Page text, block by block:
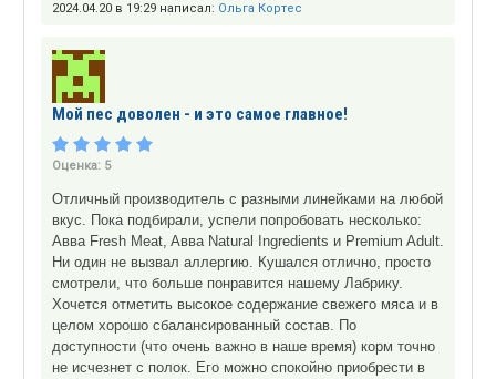
2024.04.20 в 19:29 написал: Ольга Кортес
Мой пес доволен - и это самое главное!
Оценка: 5
Отличный производитель с разными линейками на любой
вкус. Пока подбирали, успели попробовать несколько:
Aвва Fresh Meat, Aвва Natural Ingredients и Premium Adult.
Ни один не вызвал аллергию. Кушался отлично, просто
смотрели, что больше понравится нашему Лабрику.
Хочется отметить высокое содержание свежего мяса и в
целом хорошо сбалансированный состав. По
доступности (что очень важно в наше время) корм точно
не исчезнет с полок. Его можно спокойно приобрести в